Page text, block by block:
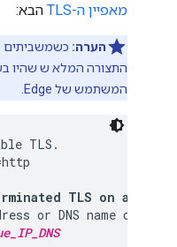
מאפיין ה-TLS
הבא:
הערה:
התצורה המלא ש שהיו
המשתמש של Edge.
TLS.
TLS on a load
or DNS name of the